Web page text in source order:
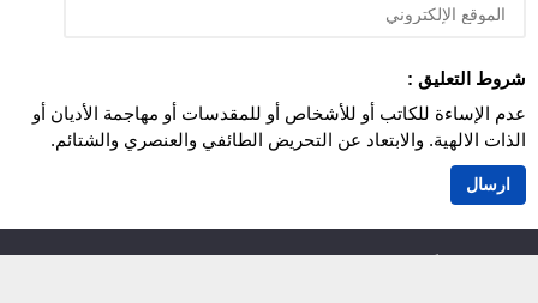
شروط التعليق :
عدم الإساءة للكاتب أو للأشخاص أو للمقدسات أو مهاجمة الأديان أو
الذات الالهية. والابتعاد عن التحريض الطائفي والعنصري والشتائم.